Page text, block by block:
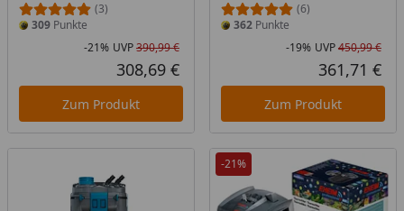
(3)
309 Punkte
Rabatt in Prozent
-21%
Ursprünglicher Preis
UVP390,99 €
Aktueller Preis
308,69 €
Zum Produkt
(6)
362Punkte
-19% UVP450,99 €
361,71 €
Zum Produkt
-21%